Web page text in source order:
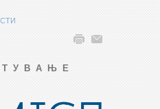
Т У В А Њ Е